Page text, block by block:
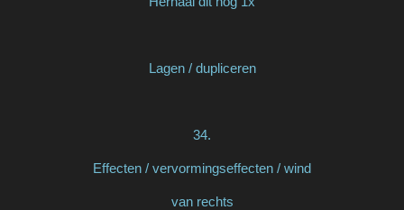
Lagen / dupliceren
34.
Effecten / vervormingseffecten / wind
van rechts